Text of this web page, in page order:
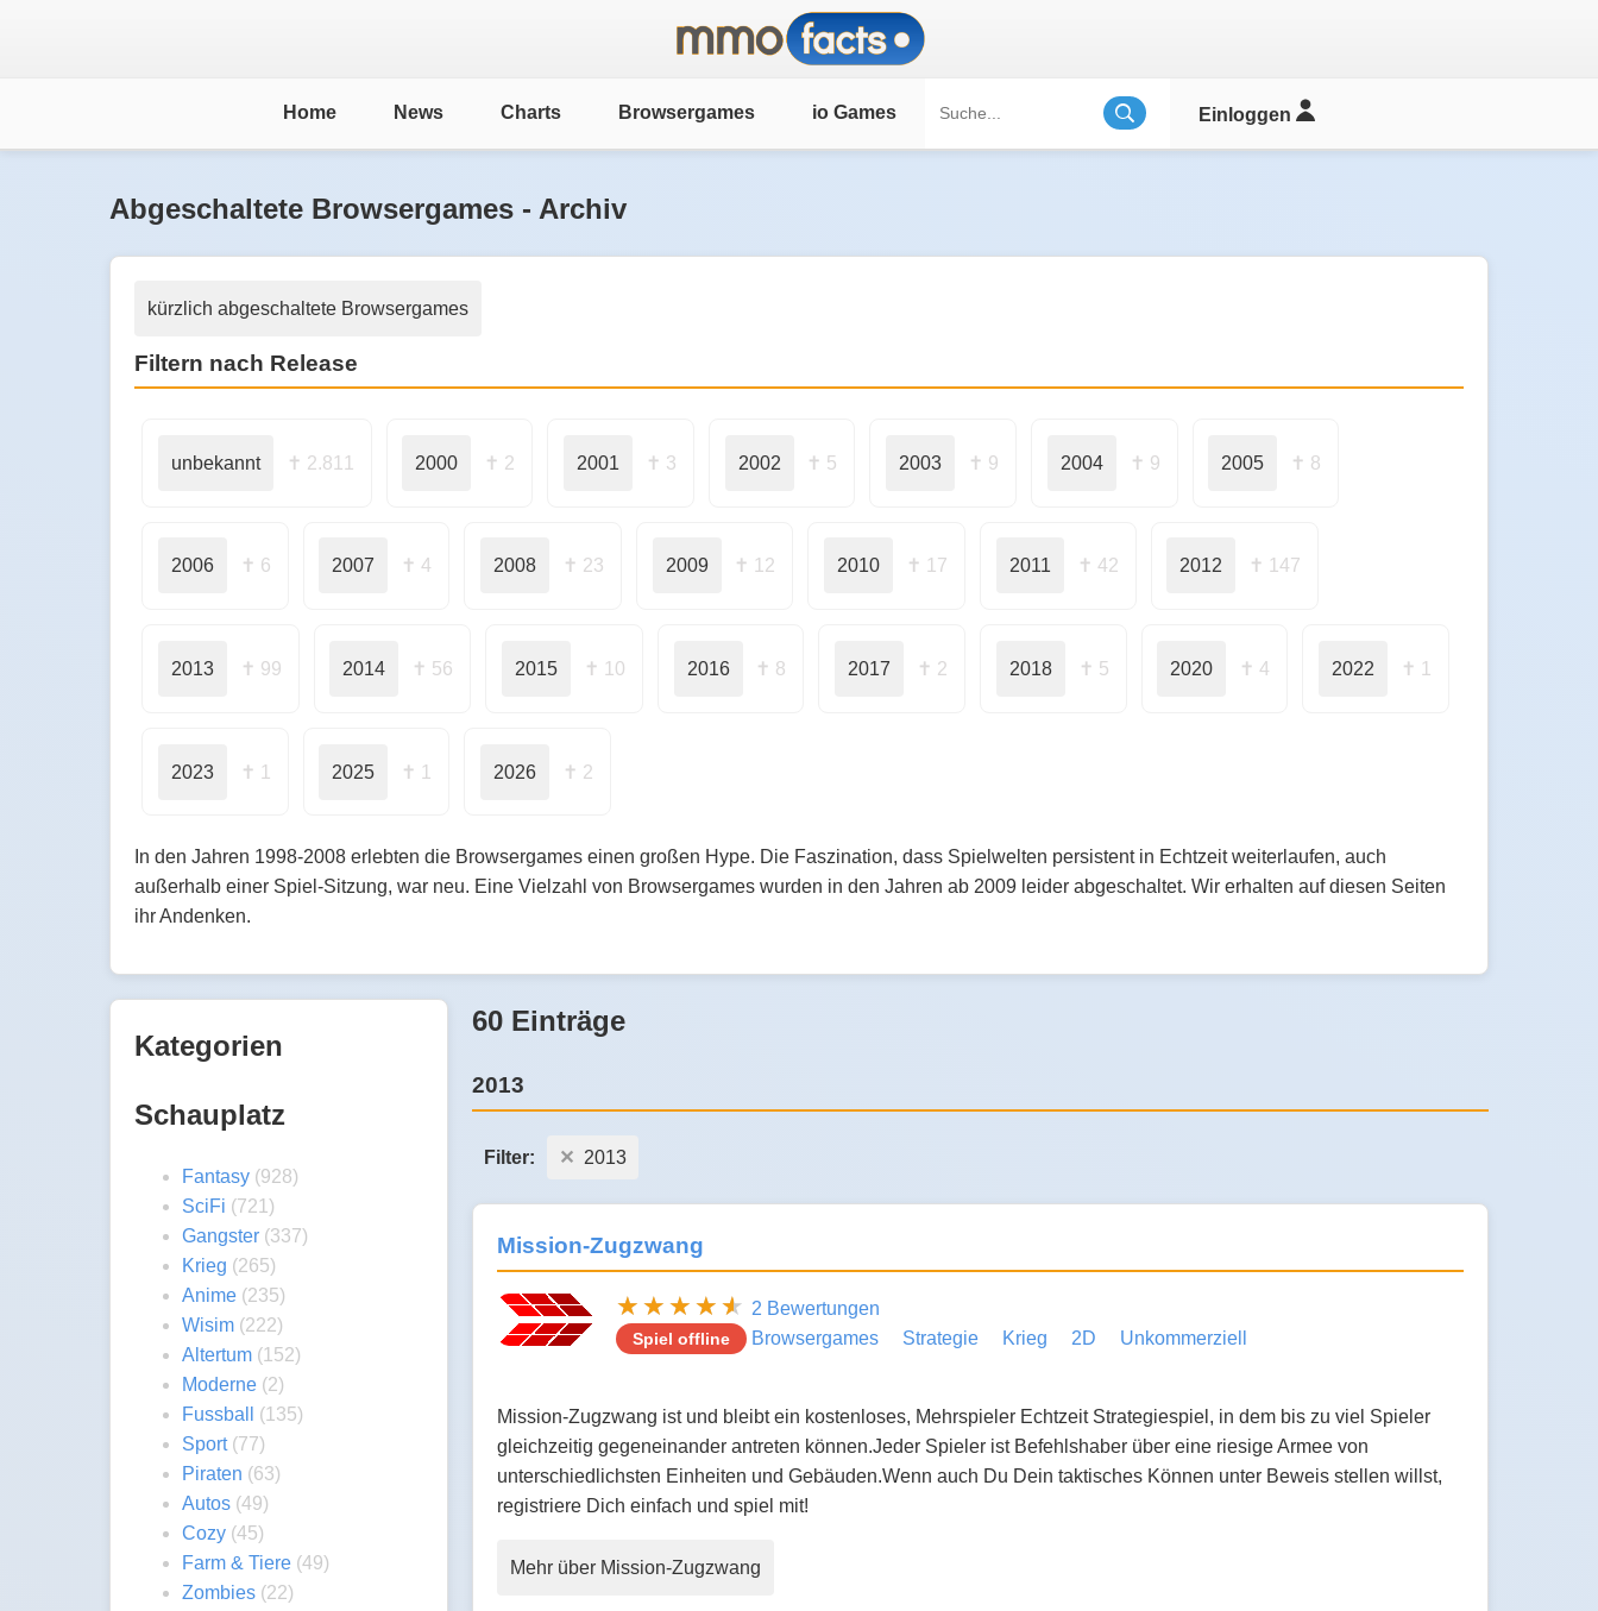
Home News Charts Browsergames io Games Einloggen
Abgeschaltete Browsergames - Archiv
kürzlich abgeschaltete Browsergames
Filtern nach Release
unbekannt ✝ 2.811 2000 ✝ 2 2001 ✝ 3 2002 ✝ 5 2003 ✝ 9 2004 ✝ 9 2005 ✝ 8
2006 ✝ 6 2007 ✝ 4 2008 ✝ 23 2009 ✝ 12 2010 ✝ 17 2011 ✝ 42 2012 ✝ 147
2013 ✝ 99 2014 ✝ 56 2015 ✝ 10 2016 ✝ 8 2017 ✝ 2 2018 ✝ 5 2020 ✝ 4 2022 ✝ 1
2023 ✝ 1 2025 ✝ 1 2026 ✝ 2
In den Jahren 1998-2008 erlebten die Browsergames einen großen Hype. Die Faszination, dass Spielwelten persistent in Echtzeit weiterlaufen, auch
außerhalb einer Spiel-Sitzung, war neu. Eine Vielzahl von Browsergames wurden in den Jahren ab 2009 leider abgeschaltet. Wir erhalten auf diesen Seiten
ihr Andenken.
Kategorien
Schauplatz
Fantasy (928)
SciFi (721)
Gangster (337)
Krieg (265)
Anime (235)
Wisim (222)
Altertum (152)
Moderne (2)
Fussball
(135)
Sport(77)
Piraten (63)
Autos (49)
Cozy (45)
Farm & Tiere (49)
Zombies (22)
60 Einträge
2013
Filter: 2013
Mission-Zugzwang
2 Bewertungen
Spiel offline Browsergames Strategie Krieg 2D Unkommerziell
Mission-Zugzwang ist und bleibt ein kostenloses, Mehrspieler Echtzeit Strategiespiel, in dem bis zu viel Spieler
gleichzeitig gegeneinander antreten können.Jeder Spieler ist Befehlshaber über eine riesige Armee von
unterschiedlichsten Einheiten und Gebäuden.Wenn auch Du Dein taktisches Können unter Beweis stellen willst,
registriere Dich einfach und spiel mit!
Mehr über Mission-Zugzwang